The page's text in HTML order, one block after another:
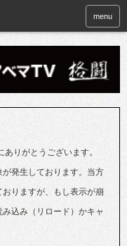
menu
りがとうございます。
発生しております。当方
りますが、もし表示が崩
込み（リロード）かキャ